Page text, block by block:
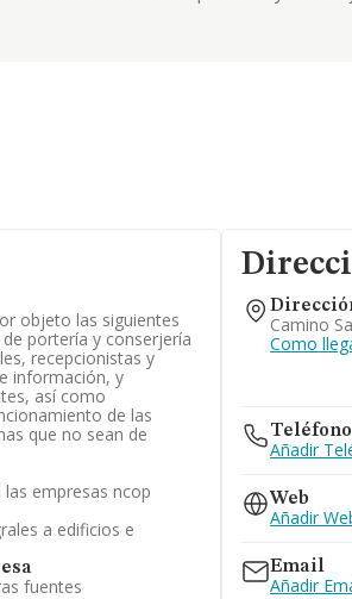
servicios de información, y
objeto las siguientes
portería y conserjería
recepcionistas y
información, y
así como
de las
que no sean de
empresas ncop
a edificios e
fuentes
Camino
Como
Teléfono
Añadir
Web
Añadir
Email
Añadir